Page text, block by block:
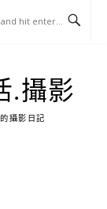
.攝影
攝影日記